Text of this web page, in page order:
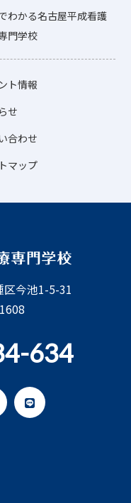
わかる名古屋平成看護
門学校
ト情報
せ
合わせ
マップ
区今池1-5-31
634